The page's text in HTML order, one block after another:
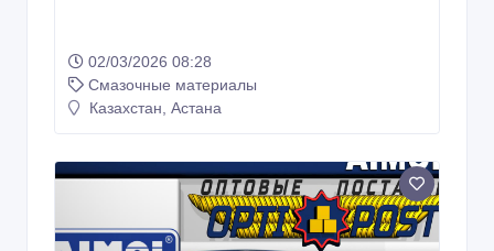
02/03/2026 08:28
Смазочные материалы
Казахстан, Астана